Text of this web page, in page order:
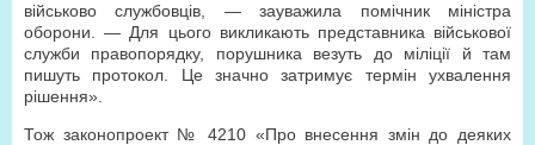
військово службовців, — зауважила помічник міністра
оборони. — Для цього викликають представника військової
служби правопорядку, порушника везуть до міліції й там
пишуть протокол. Це значно затримує термін ухвалення
рішення».
Тож законопроект № 4210 «Про внесення змін до деяких